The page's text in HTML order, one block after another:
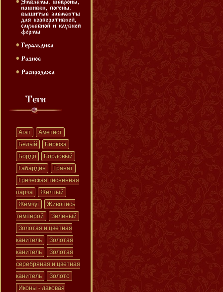
Агат
Аметист
Белый
Бирюза
Бордо
Бордовый
Габардин
Гранат
Греческая тисненная
парча
Желтый
Жемчуг
Живопись
темперой
Зеленый
Золотая и цветная
канитель
Золотая
канитель
Золотая
серебряная и цветная
канитель
Золото
Иконы - лаковая